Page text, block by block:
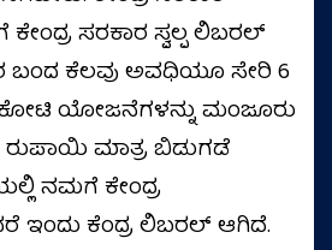
ಕೇಂದ್ರ ಸರಕಾರ ಸ್ವಲ್ಪ ಲಿಬರಲ್‌
ಬಂದ ಕೆಲವು ಅವಧಿಯೂ ಸೇರಿ 6
ಯೋಜನೆಗಳನ್ನು ಮಂಜೂರು
ಮಾತ್ರ ಬಿಡುಗಡೆ
ನಮಗೆ ಕೇಂದ್ರ
ಇಂದು ಕೆಂದ್ರ ಲಿಬರಲ್‌ ಆಗಿದೆ.